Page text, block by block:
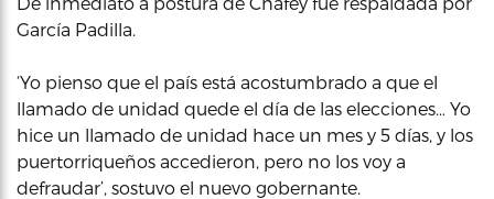
García Padilla.
‘Yo pienso que el país está acostumbrado a que el
llamado de unidad quede el día de las elecciones… Yo
hice un llamado de unidad hace un mes y 5 días, y los
puertorriqueños accedieron, pero no los voy a
defraudar’, sostuvo el nuevo gobernante.